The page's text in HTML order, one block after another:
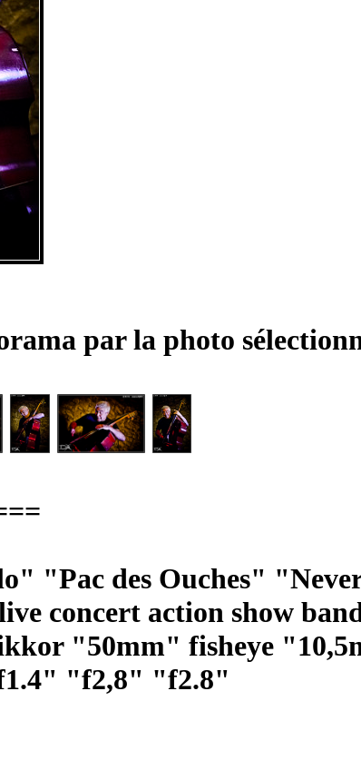
par la photo
"Pac des Ouches"
concert action show
"50mm" fisheye
"f2,8" "f2.8"